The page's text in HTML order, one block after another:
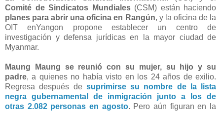
Comité de Sindicatos Mundiales(CSM) están haciendo
planes para abrir una oficina en Rangún, y la oficina de la
OIT enYangon propone establecer un centro de
investigación y defensa jurídicas en la mayor ciudad de
Myanmar.
Maung Maung se reunió con su mujer, su hijo y su
padre, a quienes no había visto en los 24 años de exilio.
Regresa después de suprimirse su nombre de la lista
negra gubernamental de inmigración junto a los de
otras 2.082 personas en agosto. Pero aún figuran en la